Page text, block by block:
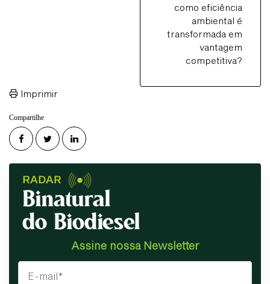
como eficiência
ambiental é
transformada em
vantagem
competitiva?
Imprimir
Compartilhe
Assine nossa Newsletter